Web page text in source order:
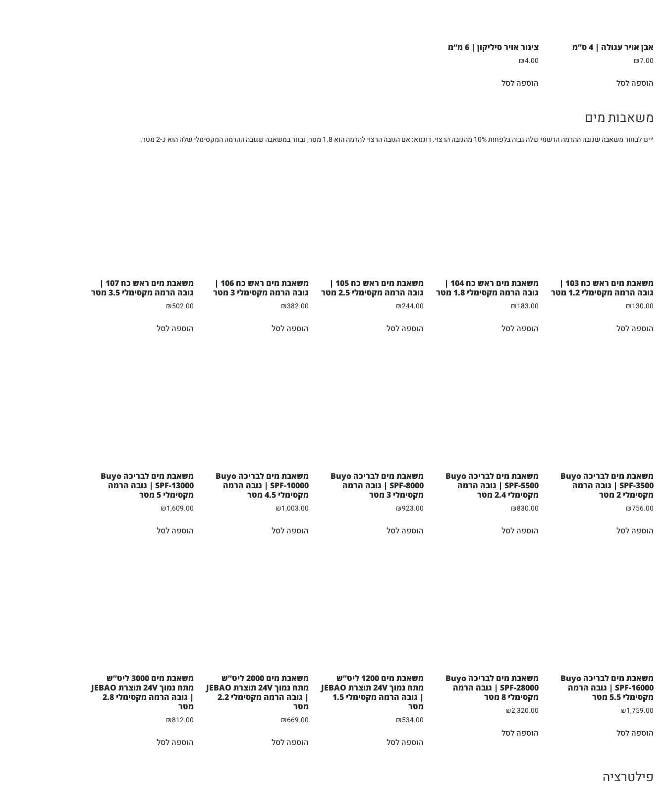
אבן אויר עגולה | 4 ס”מ
₪7.00
הוספה לסל
צינור אויר סיליקון | 6 מ”מ
₪4.00
הוספה לסל
משאבות מים
*יש לבחור משאבה שגובה ההרמה הרשמי שלה גבוה בלפחות 10% מהגובה הרצוי. דוגמא: אם הגובה הרצוי להרמה הוא 1.8 מטר, נבחר במשאבה שגובה ההרמה המקסימלי שלה הוא כ-2 מטר.
משאבת מים ראש כח 103 |
גובה הרמה מקסימלי 1.2 מטר
₪130.00
הוספה לסל
משאבת מים ראש כח 104 |
גובה הרמה מקסימלי 1.8 מטר
₪183.00
הוספה לסל
משאבת מים ראש כח 105 |
גובה הרמה מקסימלי 2.5 מטר
₪244.00
הוספה לסל
משאבת מים ראש כח 106 |
גובה הרמה מקסימלי 3 מטר
₪382.00
הוספה לסל
משאבת מים ראש כח 107 |
גובה הרמה מקסימלי 3.5 מטר
₪502.00
הוספה לסל
משאבת מים לבריכה Buyo
SPF-3500 | גובה הרמה
מקסימלי 2 מטר
₪756.00
הוספה לסל
משאבת מים לבריכה Buyo
SPF-5500 | גובה הרמה
מקסימלי 2.4 מטר
₪830.00
הוספה לסל
משאבת מים לבריכה Buyo
SPF-8000 | גובה הרמה
מקסימלי 3 מטר
₪923.00
הוספה לסל
משאבת מים לבריכה Buyo
SPF-10000 | גובה הרמה
מקסימלי 4.5 מטר
₪1,003.00
הוספה לסל
משאבת מים לבריכה Buyo
SPF-13000 | גובה הרמה
מקסימלי 5 מטר
₪1,609.00
הוספה לסל
משאבת מים לבריכה Buyo
SPF-16000 | גובה הרמה
מקסימלי 5.5 מטר
₪1,759.00
הוספה לסל
משאבת מים לבריכה Buyo
SPF-28000 | גובה הרמה
מקסימלי 8 מטר
₪2,320.00
הוספה לסל
משאבת מים 1200 ליט”ש
מתח נמוך 24V תוצרת JEBAO
| גובה הרמה מקסימלי 1.5
מטר
₪534.00
הוספה לסל
משאבת מים 2000 ליט”ש
מתח נמוך 24V תוצרת JEBAO
| גובה הרמה מקסימלי 2.2
מטר
₪669.00
הוספה לסל
משאבת מים 3000 ליט”ש
מתח נמוך 24V תוצרת JEBAO
| גובה הרמה מקסימלי 2.8
מטר
₪812.00
הוספה לסל
פילטרציה